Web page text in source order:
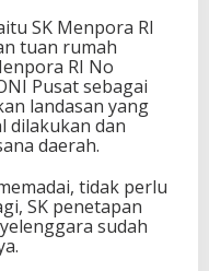
SK Menpora RI
tuan rumah
RI No
Pusat sebagai
landasan yang
dilakukan dan
daerah.
tidak perlu
SK penetapan
sudah